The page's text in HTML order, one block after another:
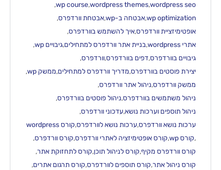
wordpress seo
,
wordpress themes
,
wp course
,
wp optimization
,אבטחה ב-wp ,אבטחת וורדפרס,
אופטימיזציית וורדפרס,איך להשתמש בוורדפרס,
אתרי wordpress
,בניית אתר וורדפרס למתחילים,גיבויים wp
,
גיבויים בוורדפרס,דפים בוורדפרס,וורדפרס,
יצירת פוסטים בוורדפרס,מדריך וורדפרס למתחילים,ממשק wp
,
ממשק וורדפרס,ניהול אתר וורדפרס,
ניהול משתמשים בוורדפרס,ניהול פוסטים בוורדפרס,
ניהול תוספים וערכות נושא,עדכוני וורדפרס,
ערכות נושא וורדפרס,ערכות נושא לוורדפרס,קורס wordpress
,קורס wp ,קורס אופטימיזציה לאתרי וורדפרס,קורס וורדפרס,
קורס וורדפרס מקיף,קורס לניהול תוכן,קורס לתחזוקת אתר,
קורס ניהול אתר,קורס תוספים לוורדפרס,קורס תרגום אתרים,